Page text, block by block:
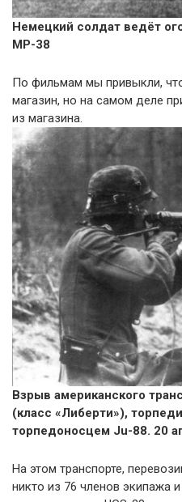
Немецкий солдат ведёт
МР-38
По фильмам мы привыкли,
магазин, но на самом деле
из магазина.
Взрыв американского
(класс «Либерти»),
торпедоносцем Ju-88. 20
На этом транспорте,
никто из 76 членов экипажа